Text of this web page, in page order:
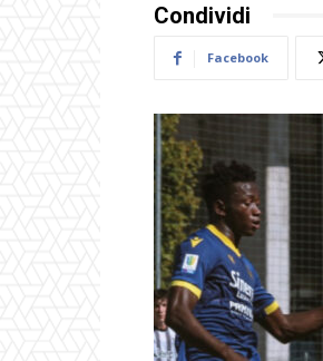
Condividi
Facebook